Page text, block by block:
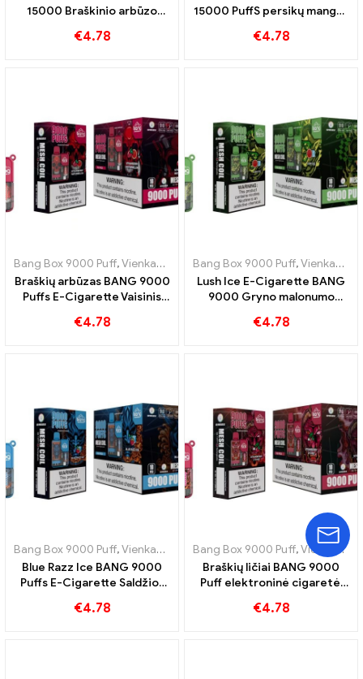
15000 Braškinio arbūzo
elektroninės cigaretės
€4.78
15000 PuffS persikų mangas
elektronines cigaretes
€4.78
Bang Box 9000 Puff,Vienkartinės elektroninės cigaretės Švedija ,
Braškių arbūzas BANG 9000
Puffs E-Cigarette Vaisinis
€4.78
Bang Box 9000 Puff,Vienkartinės elektroninės cigaretės Švedija
Lush Ice E-Cigarette BANG
9000 Gryno malonumo
€4.78
Bang Box 9000 Puff,Vienkartinės elektroninės cigaretės Švedija ,
Blue Razz Ice BANG 9000
Puffs E-Cigarette Saldžios
€4.78
Bang Box 9000 Puff,Vienkartinės elektroninės cigaretės Švedija
Braškių ličiai BANG 9000
Puff elektroninė cigaretė,
ličių gaivumo derinys
€4.78